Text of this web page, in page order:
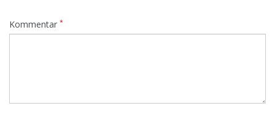
Kommentar *